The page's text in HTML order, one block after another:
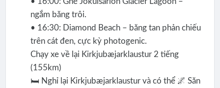
ngắm băng trôi.
• 16:30: Diamond Beach – băng tan phản chiếu
trên cát đen, cực kỳ photogenic.
Chạy xe về lại Kirkjubæjarklaustur 2 tiếng
(155km)
🛏️ Nghỉ lại Kirkjubæjarklaustur và có thể 🌌 Săn